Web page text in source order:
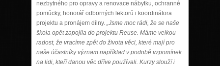
nezbytného pro opravy a renovace nábytku, ochranné
pomůcky, honorář odborných lektorů i koordinátora
projektu a pronájem dílny. „Jsme moc rádi, že se naše
škola opět zapojila do projektu Reuse. Máme velkou
radost, že vracíme zpět do života věci, které mají pro
naše účastníky význam například v podobě vzpomínek
na lidi, kteří danou věc dříve používali. Kurzy slouží i